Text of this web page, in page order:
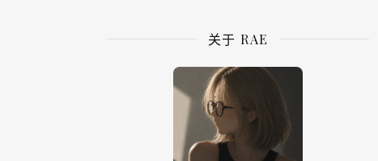
关于 RAE